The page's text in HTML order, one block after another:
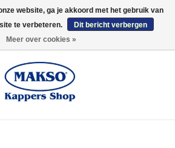
0 Artikelen - €0,00
website, ga je akkoord met het gebruik van
te verbeteren.
Dit bericht verbergen
Meer over cookies »